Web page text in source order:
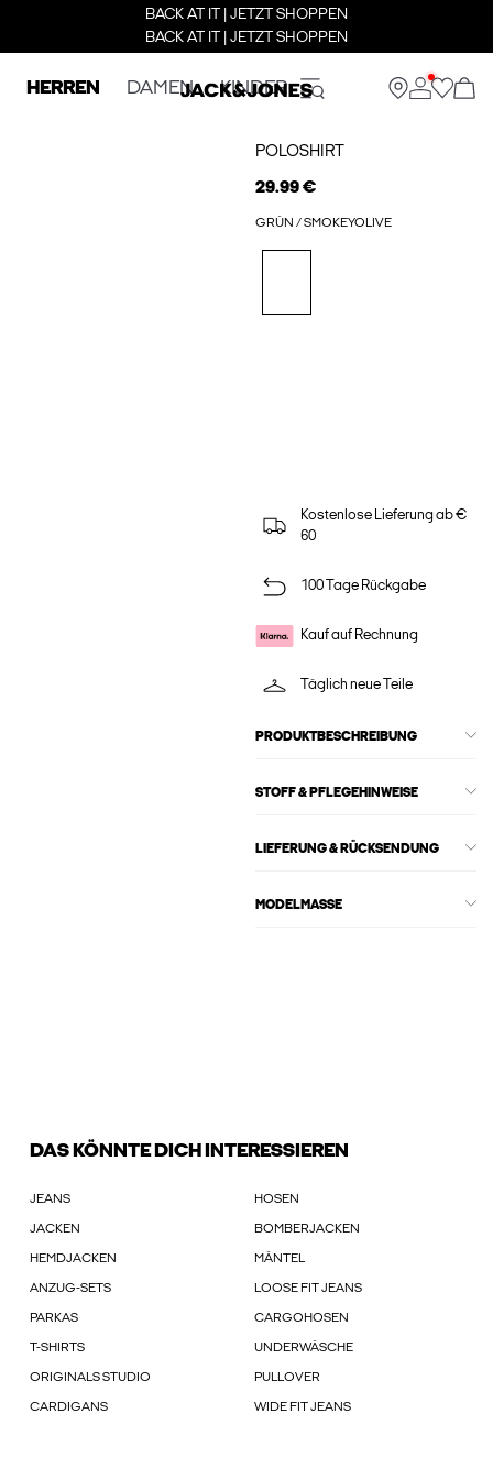
BACK AT IT | JETZT SHOPPEN
BACK AT IT | JETZT SHOPPEN
HERREN DAMEN KINDER
POLOSHIRT
29.99 €
GRÜN / SMOKEYOLIVE
Kostenlose Lieferung ab €
60
100 Tage Rückgabe
Kauf auf Rechnung
Täglich neue Teile
PRODUKTBESCHREIBUNG
STOFF & PFLEGEHINWEISE
LIEFERUNG & RÜCKSENDUNG
MODELMASSE
DAS KÖNNTE DICH INTERESSIEREN
JEANS HOSEN
JACKEN BOMBERJACKEN
HEMDJACKEN MÄNTEL
ANZUG-SETS LOOSE FIT JEANS
PARKAS CARGOHOSEN
T-SHIRTS UNDERWÄSCHE
ORIGINALS STUDIO PULLOVER
CARDIGANS WIDE FIT JEANS